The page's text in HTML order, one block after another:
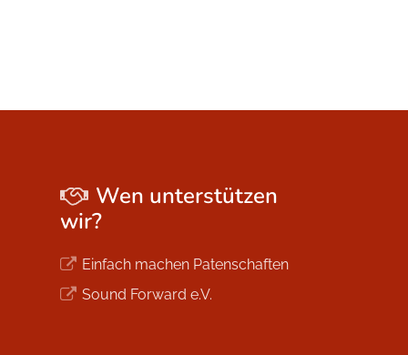
Wen unterstützen
wir?
Einfach machen Patenschaften
Sound Forward e.V.